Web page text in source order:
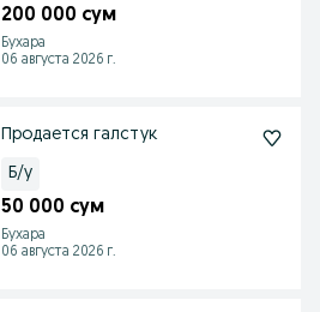
200 000 сум
Бухара
06 августа 2026 г.
Продается галстук
Б/у
50 000 сум
Бухара
06 августа 2026 г.